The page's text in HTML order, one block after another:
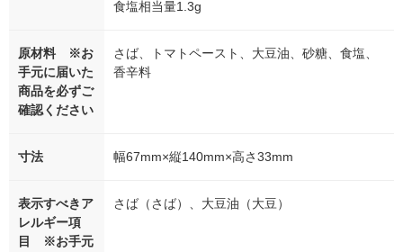
食塩相当量1.3g
原材料 ※お
手元に届いた
商品を必ずご
確認ください
さば、トマトペースト、大豆油、砂糖、食塩、
香辛料
寸法 幅67mm×縦140mm×高さ33mm
表示すべきア
レルギー項
目 ※お手元
さば（さば）、大豆油（大豆）